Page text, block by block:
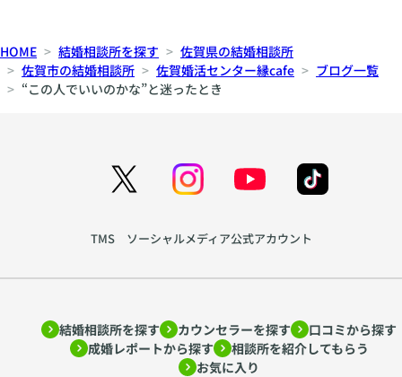
HOME 結婚相談所を探す
佐賀県の結婚相談所
佐賀市の結婚相談所
佐賀婚活センター縁cafe
ブログ一覧
“この人でいいのかな”と迷ったとき
TMS ソーシャルメディア公式アカウント
結婚相談所を探す カウンセラーを探す
口コミから探す
成婚レポートから探す
相談所を紹介してもらう
お気に入り